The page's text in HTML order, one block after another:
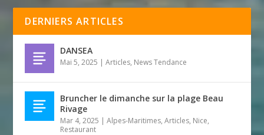
DERNIERS ARTICLES
DANSEA
Mai 5, 2025 |Articles, News Tendance
Bruncher le dimanche sur la plage Beau
Rivage
Mar 4, 2025 |Alpes-Maritimes,Articles, Nice,
Restaurant